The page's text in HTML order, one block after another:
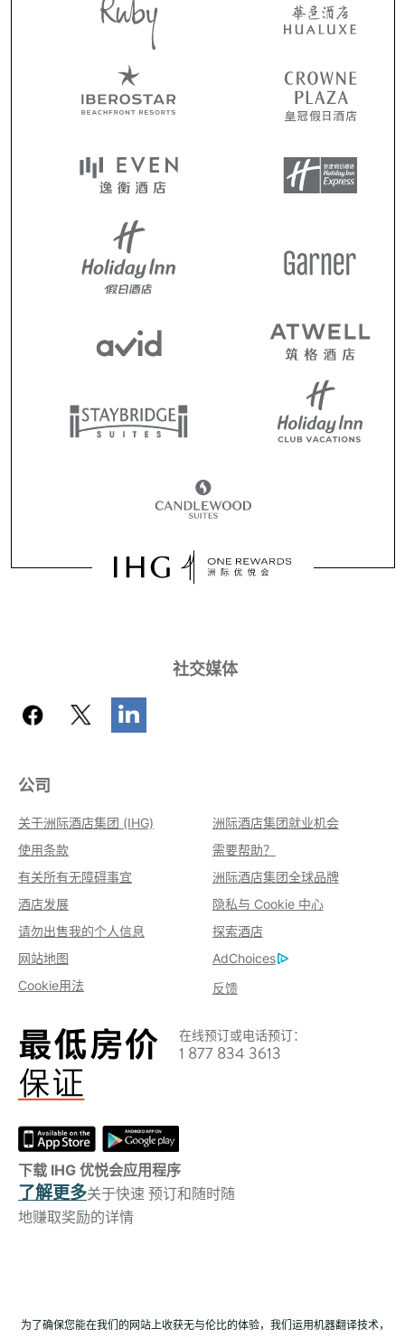
社交媒体
公司
关于洲际酒店集团 (IHG)
洲际酒店集团就业机会
使用条款
需要帮助？
有关所有无障碍事宜
洲际酒店集团全球品牌
酒店发展
隐私与 Cookie 中心
请勿出售我的个人信息
探索酒店
网站地图
AdChoices
Cookie用法
反馈
在线预订或电话预订：
1 877 834 3613
下载 IHG 优悦会应用程序
了解更多关于快速 预订和随时随
地赚取奖励的详情
为了确保您能在我们的网站上收获无与伦比的体验，我们运用机器翻译技术，